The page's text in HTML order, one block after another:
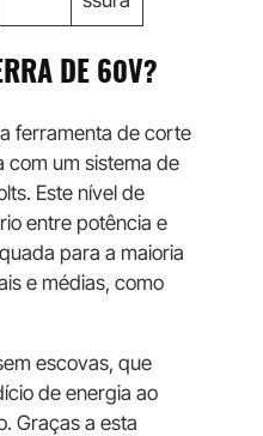
DE 60V?
ferramenta de corte
com um sistema de
Este nível de
entre potência e
para a maioria
e médias, como
escovas, que
de energia ao
Graças a esta